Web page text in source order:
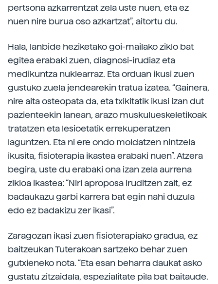
pertsona azkarrentzat zela uste nuen, eta ez
nuen nire burua oso azkartzat”, aitortu du.
Hala, lanbide heziketako goi-mailako ziklo bat
egitea erabaki zuen, diagnosi-irudiaz eta
medikuntza nuklearraz. Eta orduan ikusi zuen
gustuko zuela jendearekin tratua izatea. “Gainera,
nire aita osteopata da, eta txikitatik ikusi izan dut
pazienteekin lanean, arazo muskulueskeletikoak
tratatzen eta lesioetatik errekuperatzen
laguntzen. Eta ni ere ondo moldatzen nintzela
ikusita, fisioterapia ikastea erabaki nuen”. Atzera
begira, uste du erabaki ona izan zela aurrena
zikloa ikastea: “Niri aproposa iruditzen zait, ez
badaukazu garbi karrera bat egin nahi duzula
edo ez badakizu zer ikasi”.
Zaragozan ikasi zuen fisioterapiako gradua, ez
baitzeukan Tuterakoan sartzeko behar zuen
gutxieneko nota. “Eta esan beharra daukat asko
gustatu zitzaidala, espezialitate pila bat baitaude.